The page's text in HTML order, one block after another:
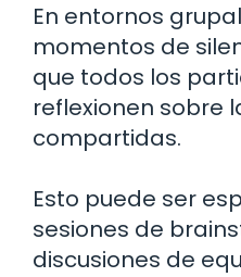
En entornos
momentos de
que todos los
reflexionen sobre
compartidas.
Esto puede ser
sesiones de
discusiones de